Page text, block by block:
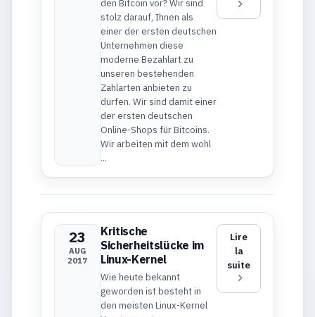
den Bitcoin vor? Wir sind
stolz darauf, Ihnen als
einer der ersten deutschen
Unternehmen diese
moderne Bezahlart zu
unseren bestehenden
Zahlarten anbieten zu
dürfen. Wir sind damit einer
der ersten deutschen
Online-Shops für Bitcoins.
Wir arbeiten mit dem wohl
...
23
AUG
2017
Kritische
Sicherheitslücke im
Linux-Kernel
Wie heute bekannt
geworden ist besteht in
den meisten Linux-Kernel
Lire
la
suite